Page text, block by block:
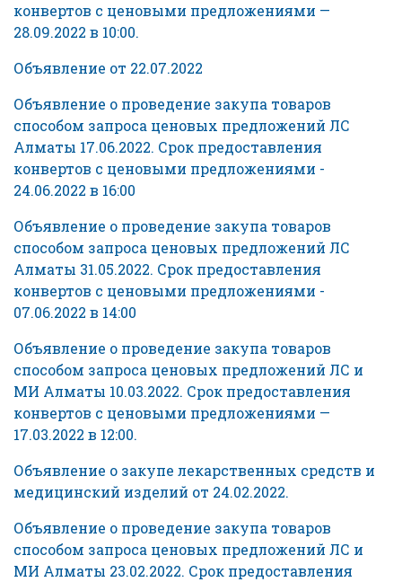
конвертов с ценовыми предложениями —
28.09.2022 в 10:00.
Объявление от 22.07.2022
Объявление о проведение закупа товаров
способом запроса ценовых предложений ЛС
Алматы 17.06.2022. Срок предоставления
конвертов с ценовыми предложениями -
24.06.2022 в 16:00
Объявление о проведение закупа товаров
способом запроса ценовых предложений ЛС
Алматы 31.05.2022. Срок предоставления
конвертов с ценовыми предложениями -
07.06.2022 в 14:00
Объявление о проведение закупа товаров
способом запроса ценовых предложений ЛС и
МИ Алматы 10.03.2022. Срок предоставления
конвертов с ценовыми предложениями —
17.03.2022 в 12:00.
Объявление о закупе лекарственных средств и
медицинский изделий от 24.02.2022.
Объявление о проведение закупа товаров
способом запроса ценовых предложений ЛС и
МИ Алматы 23.02.2022. Срок предоставления